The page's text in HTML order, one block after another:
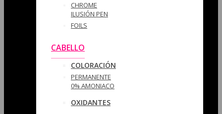
CHROME
ILUSIÓN PEN
FOILS
CABELLO
COLORACIÓN
PERMANENTE
0% AMONIACO
OXIDANTES